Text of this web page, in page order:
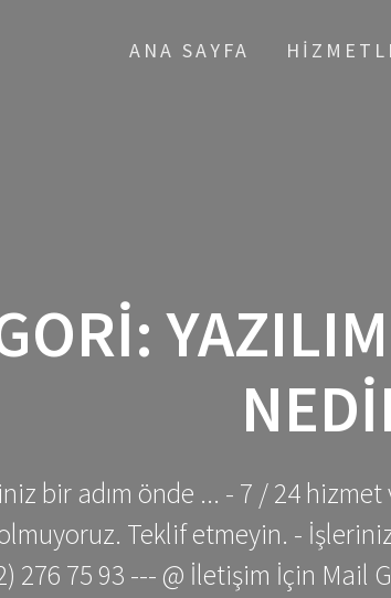
ANA SAYFA
bir adım önde ... - 7 / 24
olmuyoruz. Teklif etmeyin. -
276 75 93 --- @ İletişim İçin